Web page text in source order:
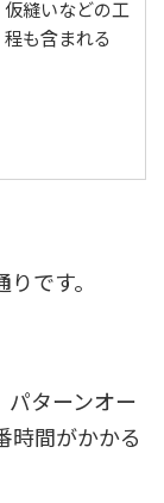
仮縫いなどの工
程も含まれる
です。
パターンオー
時間がかかる